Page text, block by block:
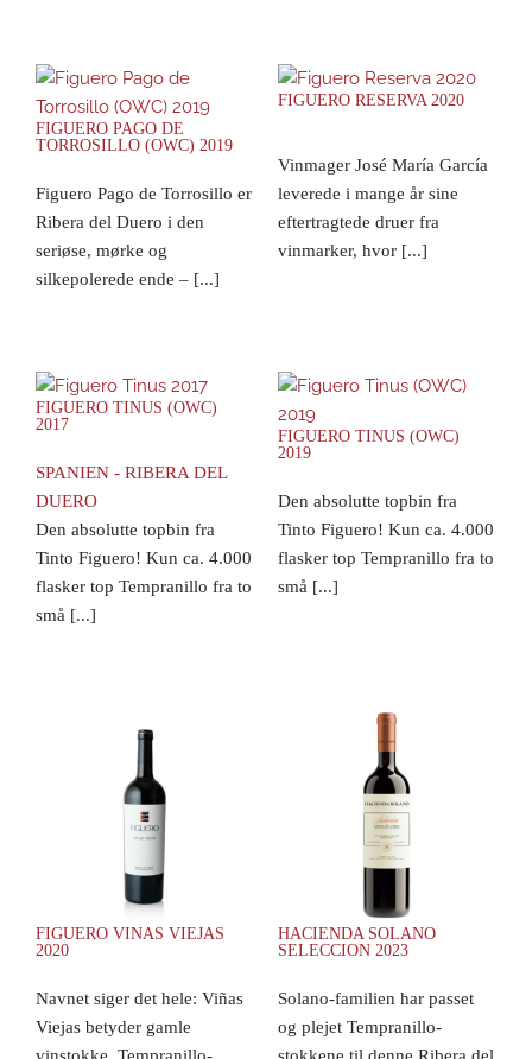
FIGUERO PAGO DE
TORROSILLO (OWC) 2019
Figuero Pago de Torrosillo er
Ribera del Duero i den
seriøse, mørke og
silkepolerede ende – [...]
FIGUERO RESERVA 2020
Vinmager José María García
leverede i mange år sine
eftertragtede druer fra
vinmarker, hvor [...]
FIGUERO TINUS (OWC)
2017
SPANIEN - RIBERA DEL
DUERO
Den absolutte topbin fra
Tinto Figuero! Kun ca. 4.000
flasker top Tempranillo fra to
små [...]
FIGUERO TINUS (OWC)
2019
Den absolutte topbin fra
Tinto Figuero! Kun ca. 4.000
flasker top Tempranillo fra to
små [...]
FIGUERO VINAS VIEJAS
2020
Navnet siger det hele: Viñas
Viejas betyder gamle
vinstokke. Tempranillo-
HACIENDA SOLANO
SELECCION 2023
Solano-familien har passet
og plejet Tempranillo-
stokkene til denne Ribera del